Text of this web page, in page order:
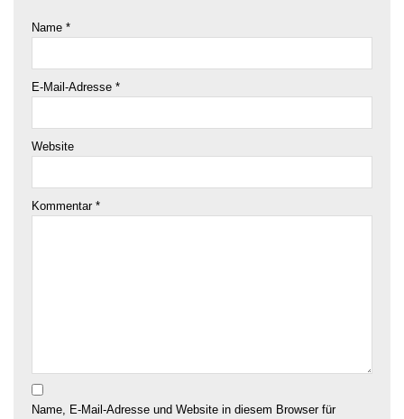
Name *
E-Mail-Adresse *
Website
Kommentar *
Name, E-Mail-Adresse und Website in diesem Browser für